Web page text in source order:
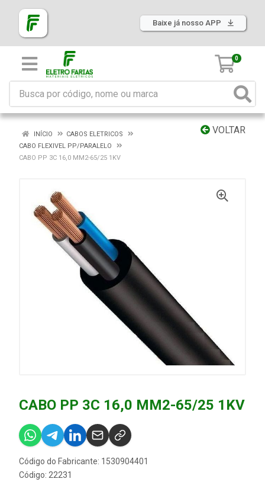
Baixe já nosso APP
0
VOLTAR
INÍCIO
CABOS ELETRICOS
CABO FLEXIVEL PP/PARALELO
CABO PP 3C 16,0 MM2-65/25 1KV
CABO PP 3C 16,0 MM2-65/25 1KV
Código do Fabricante: 1530904401
Código: 22231